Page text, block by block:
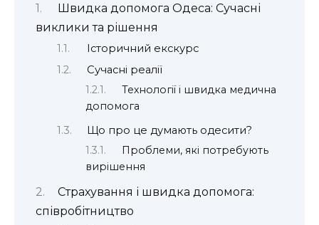
Швидка допомога Одеса: Сучасні
виклики та рішення
Історичний екскурс
Сучасні реалії
Технології і швидка медична
допомога
Що про це думають одесити?
Проблеми, які потребують
вирішення
Страхування і швидка допомога:
співробітництво